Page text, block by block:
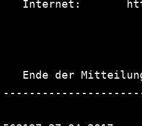
Internet:
Ende der